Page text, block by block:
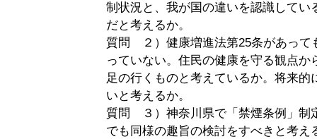
制状況と、我が国の違いを認識してい
だと考えるか。
質問 ２）健康増進法第25条があって
っていない。住民の健康を守る観点か
足の行くものと考えているか。将来的
いと考えるか。
質問 ３）神奈川県で「禁煙条例」制
でも同様の趣旨の検討をすべきと考え